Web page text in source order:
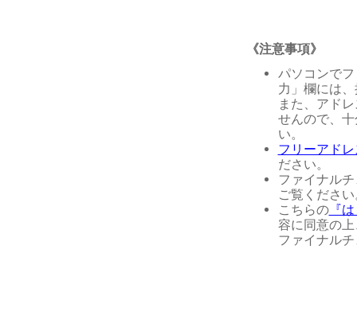
《注意事項》
パソコンで
力」欄には
また、アド
せんので、
い。
フリーアド
ださい。
ファイナル
ご覧くださ
こちらの『
容に同意の
ファイナル